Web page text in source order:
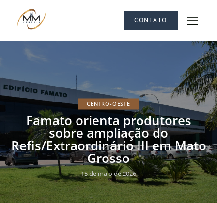
CONTATO
CENTRO-OESTE
Famato orienta produtores
sobre ampliação do
Refis/Extraordinário III em Mato
Grosso
15 de maio de 2026